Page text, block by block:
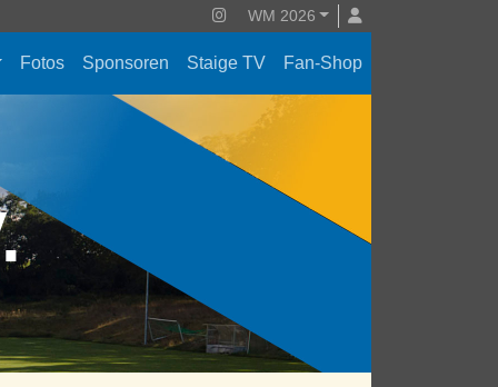
WM 2026
Fotos Sponsoren Staige TV Fan-Shop